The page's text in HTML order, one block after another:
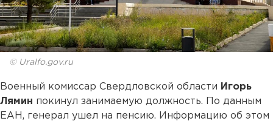
© Uralfo.gov.ru
Военный комиссар Свердловской области Игорь
Лямин покинул занимаемую должность. По данным
ЕАН, генерал ушел на пенсию. Информацию об этом